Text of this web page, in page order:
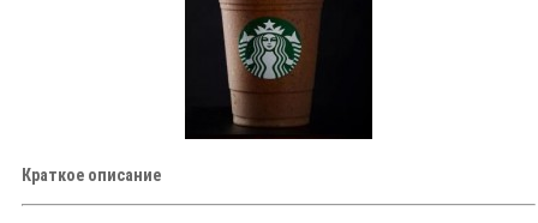
Краткое описание